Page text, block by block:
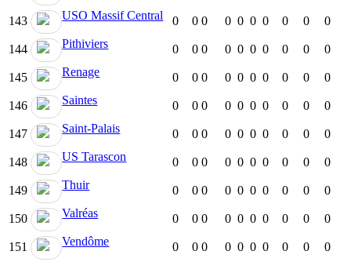
143 USO Massif Central 0 0 0 0 0 0 0 0 0 0
144 Pithiviers 0 0 0 0 0 0 0 0 0 0
145 Renage 0 0 0 0 0 0 0 0 0 0
146 Saintes 0 0 0 0 0 0 0 0 0 0
147 Saint-Palais 0 0 0 0 0 0 0 0 0 0
148 US Tarascon 0 0 0 0 0 0 0 0 0 0
149 Thuir 0 0 0 0 0 0 0 0 0 0
150 Valréas 0 0 0 0 0 0 0 0 0 0
151 Vendôme 0 0 0 0 0 0 0 0 0 0